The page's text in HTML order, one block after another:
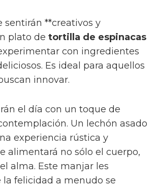
sentirán **creativos y
plato de tortilla de espinacas
con ingredientes
Es ideal para aquellos
innovar.
el día con un toque de
Un lechón asado
experiencia rústica y
alimentará no sólo el cuerpo,
alma. Este manjar les
la felicidad a menudo se